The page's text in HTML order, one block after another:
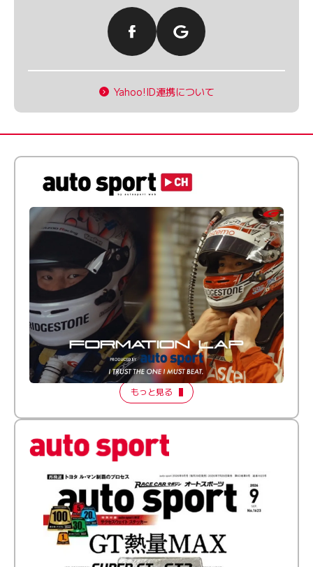
Yahoo!ID連携について
倒す相手を、信じてる。小林利徠斗 × 野村勇斗
【FORMATION LAP Produced by auto sport】
2026 Episode 2
もっと見る